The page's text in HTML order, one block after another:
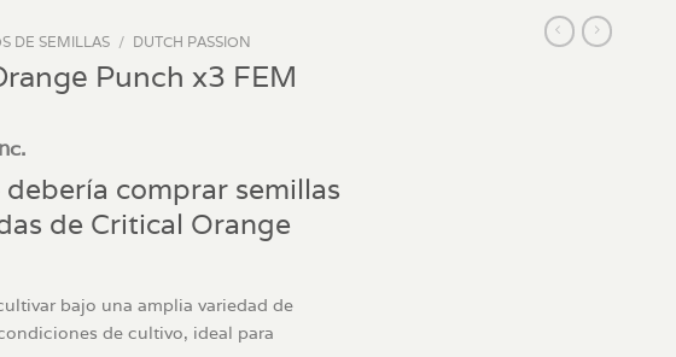
DE SEMILLAS / DUTCH PASSION
Punch x3 FEM
debería comprar semillas
de Critical Orange
bajo una amplia variedad de
de cultivo, ideal para